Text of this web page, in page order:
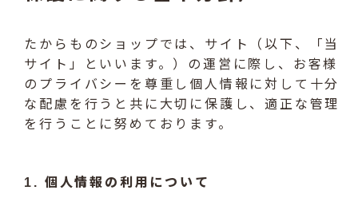
たからものショップでは、サイト（以下、「当
サイト」といいます。）の運営に際し、お客様
のプライバシーを尊重し個人情報に対して十分
な配慮を行うと共に大切に保護し、適正な管理
を行うことに努めております。
1. 個人情報の利用について